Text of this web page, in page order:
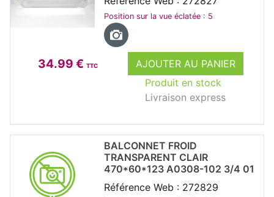
34.99 € TTC
AJOUTER AU PANIER
Produit en stock
Livraison express
Position sur la vue éclatée : 5
BALCONNET FROID
TRANSPARENT CLAIR
470*60*123 A0308-102 3/4 01
Référence Web : 272829